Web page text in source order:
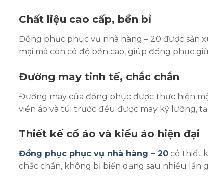
Chất liệu cao cấp, bền bỉ
Đồng phục phục vụ nhà hàng – 20 được sản
mại mà còn có độ bền cao, giúp đồng phục
Đường may tinh tế, chắc chắn
Đường may của đồng phục được thực hiện
viền áo và túi trước đều được may kỹ lưỡng,
Thiết kế cổ áo và kiểu áo hiện đại
Đồng phục phục vụ nhà hàng – 20 có thiết
chắc chắn, không bị biến dạng sau nhiều